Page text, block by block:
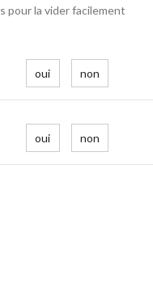
pour la vider facilement
oui non
oui non